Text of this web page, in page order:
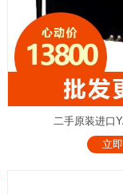
二手原装进口
立